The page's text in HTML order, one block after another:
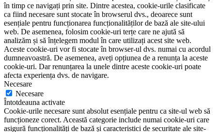
în timp ce navigați prin site. Dintre acestea, cookie-urile clasificate
ca fiind necesare sunt stocate în browserul dvs., deoarece sunt
esențiale pentru funcționarea funcționalităților de bază ale site-ului
web. De asemenea, folosim cookie-uri terțe care ne ajută să
analizăm și să înțelegem modul în care utilizați acest site web.
Aceste cookie-uri vor fi stocate în browser-ul dvs. numai cu acordul
dumneavoastră. De asemenea, aveți opțiunea de a renunța la aceste
cookie-uri. Dar renunțarea la unele dintre aceste cookie-uri poate
afecta experiența dvs. de navigare.
Necesare
Necesare
Întotdeauna activate
Cookie-urile necesare sunt absolut esențiale pentru ca site-ul web să
funcționeze corect. Această categorie include numai cookie-uri care
asigură funcționalități de bază și caracteristici de securitate ale site-